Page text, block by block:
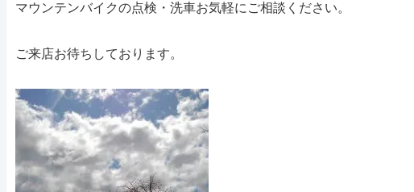
マウンテンバイクの点検・洗車お気軽にご相談ください。
ご来店お待ちしております。